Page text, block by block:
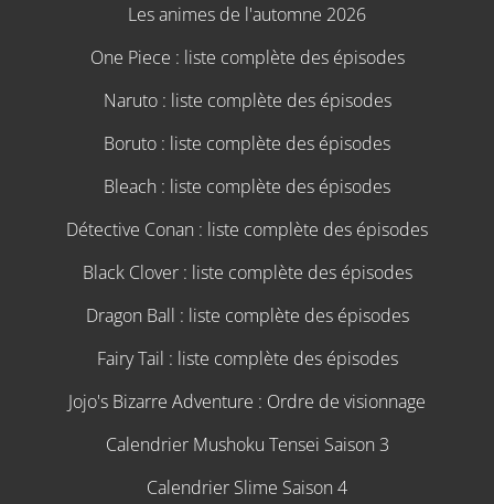
Les animes de l'automne 2026
One Piece : liste complète des épisodes
Naruto : liste complète des épisodes
Boruto : liste complète des épisodes
Bleach : liste complète des épisodes
Détective Conan : liste complète des épisodes
Black Clover : liste complète des épisodes
Dragon Ball : liste complète des épisodes
Fairy Tail : liste complète des épisodes
Jojo's Bizarre Adventure : Ordre de visionnage
Calendrier Mushoku Tensei Saison 3
Calendrier Slime Saison 4